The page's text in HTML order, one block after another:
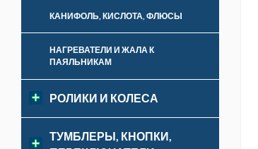
КАНИФОЛЬ, КИСЛОТА, ФЛЮСЫ
НАГРЕВАТЕЛИ И ЖАЛА К
ПАЯЛЬНИКАМ
РОЛИКИ И КОЛЕСА
ТУМБЛЕРЫ, КНОПКИ,